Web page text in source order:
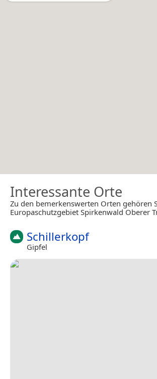
Interessante Orte
Zu den bemerkenswerten Orten gehören
Europaschutzgebiet Spirkenwald Oberer
Schillerkopf
Gipfel